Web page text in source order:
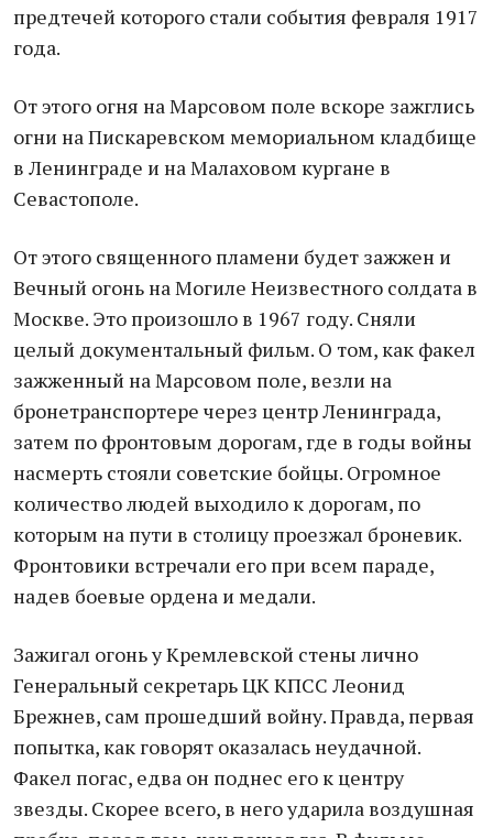
предтечей которого стали события февраля 1917
года.
От этого огня на Марсовом поле вскоре зажглись
огни на Пискаревском мемориальном кладбище
в Ленинграде и на Малаховом кургане в
Севастополе.
От этого священного пламени будет зажжен и
Вечный огонь на Могиле Неизвестного солдата в
Москве. Это произошло в 1967 году. Сняли
целый документальный фильм. О том, как факел
зажженный на Марсовом поле, везли на
бронетранспортере через центр Ленинграда,
затем по фронтовым дорогам, где в годы войны
насмерть стояли советские бойцы. Огромное
количество людей выходило к дорогам, по
которым на пути в столицу проезжал броневик.
Фронтовики встречали его при всем параде,
надев боевые ордена и медали.
Зажигал огонь у Кремлевской стены лично
Генеральный секретарь ЦК КПСС Леонид
Брежнев, сам прошедший войну. Правда, первая
попытка, как говорят оказалась неудачной.
Факел погас, едва он поднес его к центру
звезды. Скорее всего, в него ударила воздушная